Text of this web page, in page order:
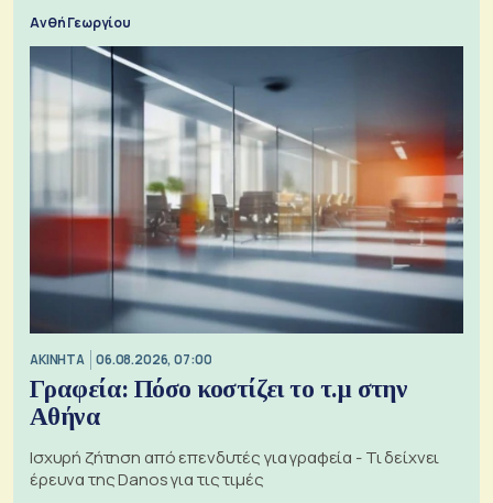
Ανθή Γεωργίου
ΑΚΙΝΗΤΑ 06.08.2026, 07:00
Γραφεία: Πόσο κοστίζει το τ.μ στην
Αθήνα
Ισχυρή ζήτηση από επενδυτές για γραφεία - Τι δείχνει
έρευνα της Danos για τις τιμές